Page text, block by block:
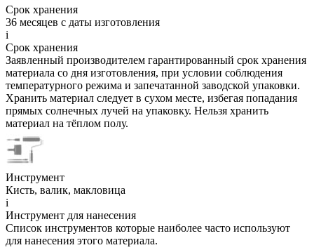
Срок хранения
36 месяцев с даты изготовления
i
Срок хранения
Заявленный производителем гарантированный срок хранения
материала со дня изготовления, при условии соблюдения
температурного режима и запечатанной заводской упаковки.
Хранить материал следует в сухом месте, избегая попадания
прямых солнечных лучей на упаковку. Нельзя хранить
материал на тёплом полу.
Инструмент
Кисть, валик, макловица
i
Инструмент для нанесения
Список инструментов которые наиболее часто используют
для нанесения этого материала.